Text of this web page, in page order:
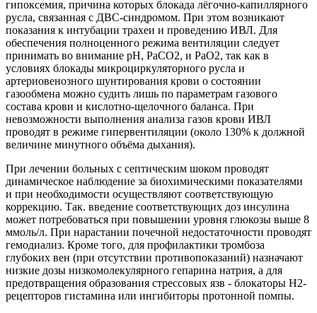
гипоксемия, причина которых блокада лёгочно-капиллярного
русла, связанная с ДВС-синдромом. При этом возникают
показания к интубации трахеи и проведению ИВЛ. Для
обеспечения полноценного режима вентиляции следует
принимать во внимание рН, РаСО2, и РаО2, так как в
условиях блокады микроциркуляторного русла и
артериовенозного шунтирования крови о состоянии
газообмена можно судить лишь по параметрам газового
состава крови и кислотно-щелочного баланса. При
невозможности выполнения анализа газов крови ИВЛ
проводят в режиме гипервентиляции (около 130% к должной
величине минутного объёма дыхания).
При лечении больных с септическим шоком проводят
динамическое наблюдение за биохимическими показателями
и при необходимости осуществляют соответствующую
коррекцию. Так. введение соответствующих доз инсулина
может потребоваться при повышении уровня глюкозы выше 8
ммоль/л. При нарастании почечной недостаточности проводят
гемодиализ. Кроме того, для профилактики тромбоза
глубоких вен (при отсутствии противопоказаний) назначают
низкие дозы низкомолекулярного гепарина натрия, а для
предотвращения образования стрессовых язв - блокаторы Н2-
рецепторов гистамина или ингибиторы протонной помпы.